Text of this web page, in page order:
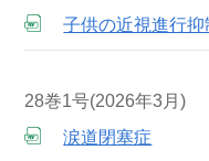
子供の近視進行
28巻1号(2026年3月)
涙道閉塞症